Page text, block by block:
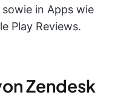
in Apps wie
Play Reviews.
Zendesk